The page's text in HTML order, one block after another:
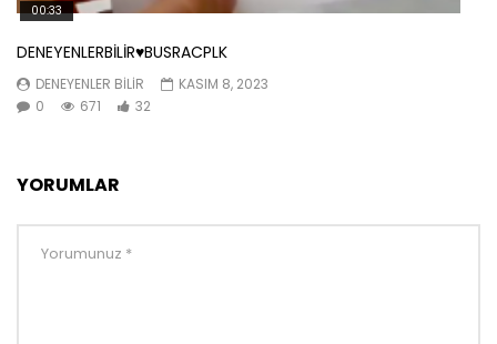
00:33
DENEYENLERBİLİR♥️BUSRACPLK
DENEYENLER BILIR
KASIM 8, 2023
0
671 32
YORUMLAR